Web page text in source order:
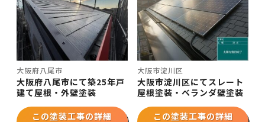
大阪府八尾市
大阪府八尾市にて築25年戸
建て屋根・外壁塗装
この塗装工事の詳細
大阪市淀川区
大阪市淀川区にてスレート
屋根塗装・ベランダ壁塗装
この塗装工事の詳細